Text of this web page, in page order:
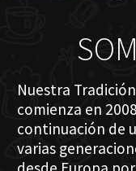
Nuestra
comienza en
continuación de
varias